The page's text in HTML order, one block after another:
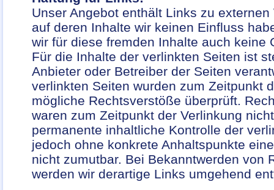
Unser Angebot enthält Links zu
auf deren Inhalte wir keinen Einfluss
wir für diese fremden Inhalte auch keine
Für die Inhalte der verlinkten Seiten ist
Anbieter oder Betreiber der Seiten
verlinkten Seiten wurden zum Zeitpunkt
mögliche Rechtsverstöße überprüft.
waren zum Zeitpunkt der Verlinkung
permanente inhaltliche Kontrolle der
jedoch ohne konkrete Anhaltspunkte
nicht zumutbar. Bei Bekanntwerden von
werden wir derartige Links umgehend